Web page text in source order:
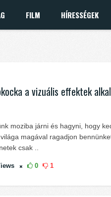
FILM HÍRESSÉGEK
a vizuális effektek
moziba járni és hagyni, hogy
magával ragadjon
csak ..
0 1